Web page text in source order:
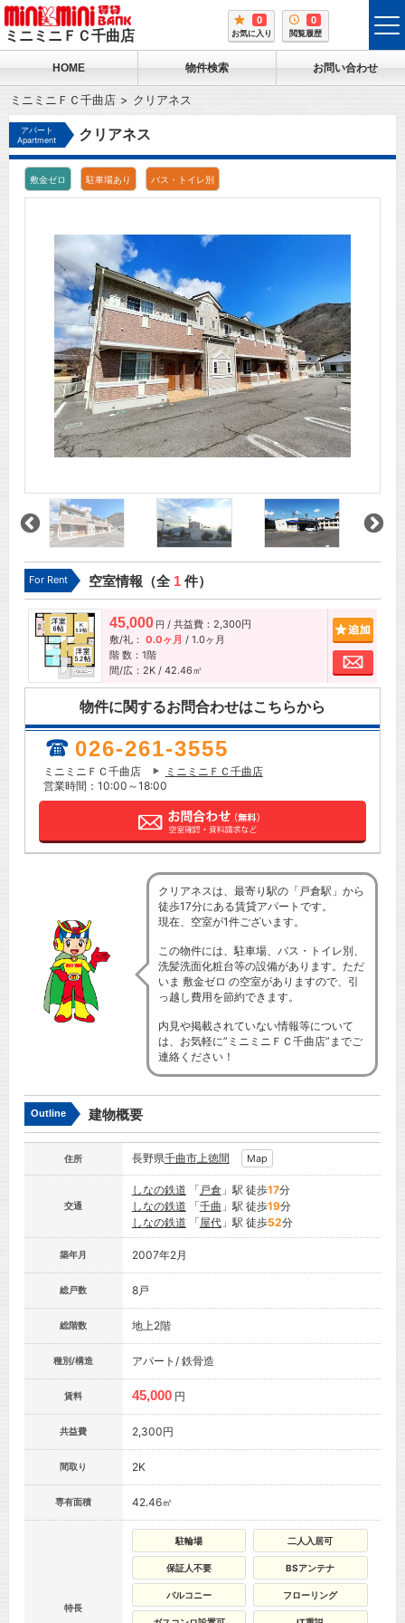
ミニミニＦＣ千曲店
0
お気に入り
0
閲覧履歴
HOME 物件検索 お問い合わせ
ミニミニＦＣ千曲店 クリアネス
アパート
Apartment
クリアネス
敷金ゼロ 駐車場あり バス・トイレ別
For Rent 空室情報（全 1件）
45,000 円 / 共益費：2,300円
敷/礼： 0.0ヶ月 / 1.0ヶ月
階 数：1階
間/広：2K / 42.46㎡
お問
物件に関するお問合わせはこちらから
026-261-3555
ミニミニＦＣ千曲店
ミニミニＦＣ千曲店
営業時間：10:00～18:00
クリアネスは、最寄り駅の「戸倉駅」から
徒歩17分にある賃貸アパートです。
現在、空室が1件ございます。
この物件には、駐車場、バス・トイレ別、
洗髪洗面化粧台等の設備があります。ただ
いま 敷金ゼロ の空室がありますので、引
っ越し費用を節約できます。
内見や掲載されていない情報等について
は、お気軽に”ミニミニＦＣ千曲店”までご
連絡ください！
Outline 建物概要
住所 長野県千曲市上徳間 Map
交通
しなの鉄道 「 戸倉」駅 徒歩17分
しなの鉄道 「千曲 」駅 徒歩19分
しなの鉄道 「屋代」駅 徒歩52分
築年月 2007年2月
総戸数 8戸
総階数 地上2階
種別/構造 アパート/ 鉄骨造
賃料 45,000 円
共益費 2,300円
間取り 2K
専有面積 42.46㎡
特長
駐輪場 二人入居可
保証人不要 BSアンテナ
バルコニー フローリング